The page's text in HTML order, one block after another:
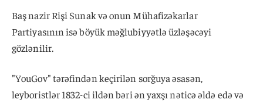
Baş nazir Rişi Sunak və onun Mühafizəkarlar
Partiyasının isə böyük məğlubiyyətlə üzləşəcəyi
gözlənilir.
"YouGov" tərəfindən keçirilən sorğuya əsasən,
leyboristlər 1832-ci ildən bəri ən yaxşı nəticə əldə edə və